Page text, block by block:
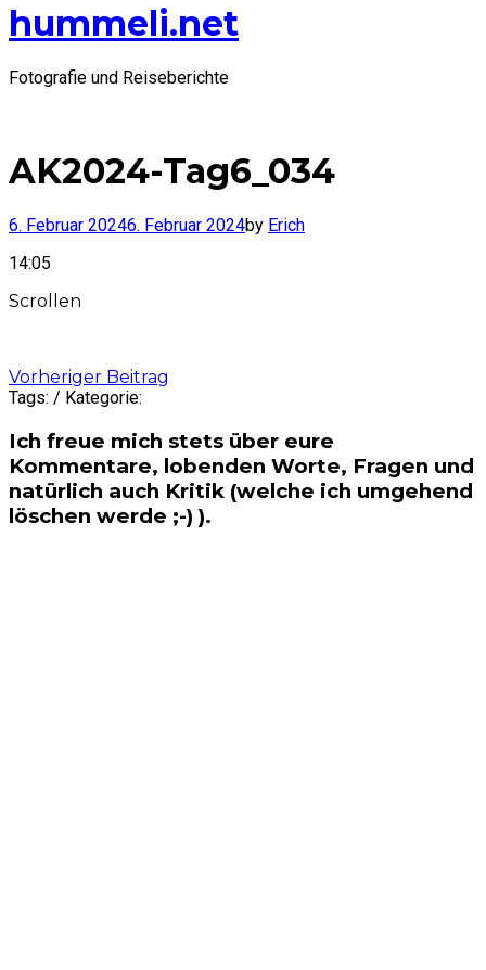
hummeli.net
Fotografie und Reiseberichte
AK2024-Tag6_034
6. Februar 20246. Februar 2024by Erich
14:05
Scrollen
Post
navigation
Vorheriger Beitrag
Tags: / Kategorie:
Ich freue mich stets über eure
Kommentare, lobenden Worte, Fragen und
natürlich auch Kritik (welche ich umgehend
löschen werde ;-) ).